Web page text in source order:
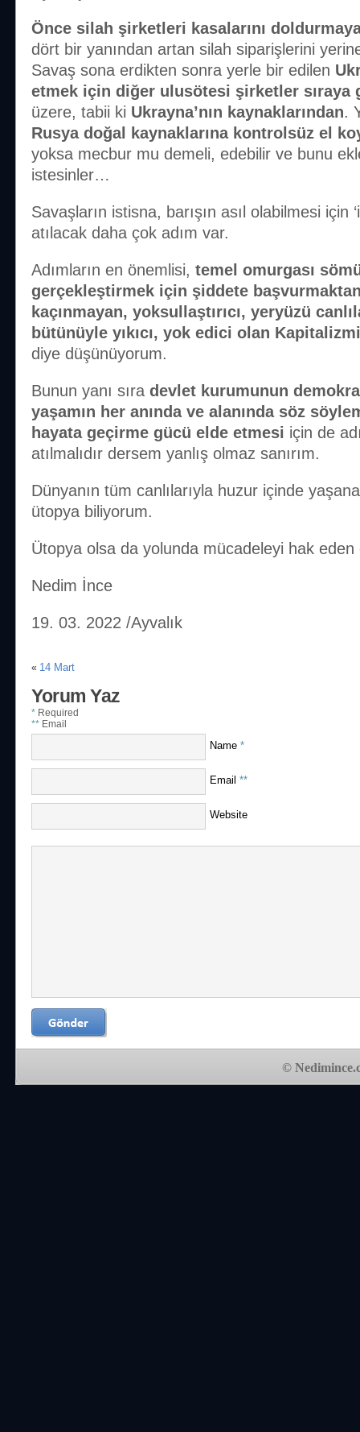
Önce silah şirketleri kasalarını
dört bir yanından artan silah siparişlerini
Savaş sona erdikten sonra yerle bir edilen
etmek için diğer ulusötesi şirketler sıraya
üzere, tabii ki Ukrayna’nın kaynaklarından.
Rusya doğal kaynaklarına kontrolsüz el
yoksa mecbur mu demeli, edebilir ve bunu
istesinler…
Savaşların istisna, barışın asıl olabilmesi için
atılacak daha çok adım var.
Adımların en önemlisi, temel omurgası
gerçekleştirmek için şiddete
kaçınmayan, yoksullaştırıcı, yeryüzü
bütünüyle yıkıcı, yok edici olan
diye düşünüyorum.
Bunun yanı sıra devlet kurumunun
yaşamın her anında ve alanında söz
hayata geçirme gücü elde etmesi için de
atılmalıdır dersem yanlış olmaz sanırım.
Dünyanın tüm canlılarıyla huzur içinde
ütopya biliyorum.
Ütopya olsa da yolunda mücadeleyi hak
Nedim İnce
19. 03. 2022 /Ayvalık
« 14 Mart
Yorum Yaz
* Required
** Email
Name *
Email **
Website
©